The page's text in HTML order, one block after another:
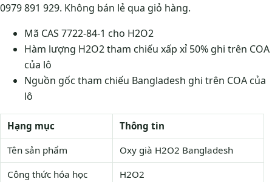
0979 891 929. Không bán lẻ qua giỏ hàng.
Mã CAS 7722-84-1 cho H2O2
Hàm lượng H2O2 tham chiếu xấp xỉ 50% ghi trên COA
của lô
Nguồn gốc tham chiếu Bangladesh ghi trên COA của
lô
Hạng mục
Thông tin
Tên sản phẩm
Oxy già H2O2 Bangladesh
Công thức hóa học
H2O2